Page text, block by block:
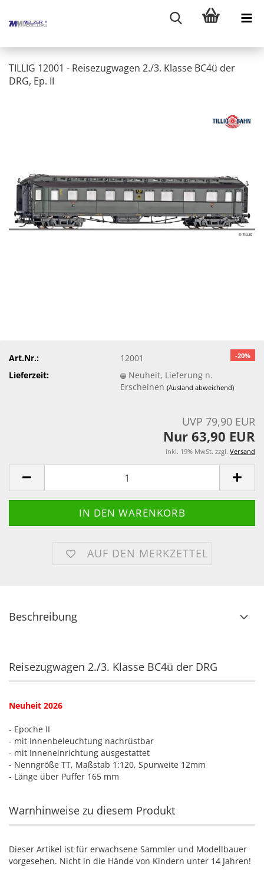
TILLIG 12001 - Reisezugwagen 2./3. Klasse BC4ü der
DRG, Ep. II
-20%
Art.Nr.:
12001
Lieferzeit:
Neuheit, Lieferung n.
Erscheinen(Ausland abweichend)
UVP 79,90 EUR
Nur 63,90 EUR
inkl. 19% MwSt. zzgl. Versand
AUF DEN MERKZETTEL
Beschreibung
Reisezugwagen 2./3. Klasse BC4ü der DRG
Neuheit 2026
- Epoche II
- mit Innenbeleuchtung nachrüstbar
- mit Inneneinrichtung ausgestattet
- Nenngröße TT, Maßstab 1:120, Spurweite 12mm
- Länge über Puffer 165 mm
Warnhinweise zu diesem Produkt
Dieser Artikel ist für erwachsene Sammler und Modellbauer
vorgesehen. Nicht in die Hände von Kindern unter 14 Jahren!